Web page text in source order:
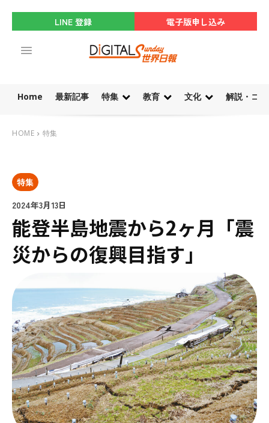
LINE 登録 電子版申し込み
Home 最新記事 特集 教育 文化 解説・コ
HOME 特集
特集
2024年3月13日
能登半島地震から2ヶ月「震
災からの復興目指す」